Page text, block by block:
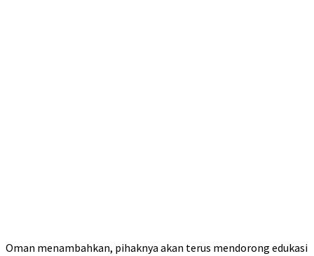
Oman menambahkan, pihaknya akan terus mendorong edukasi